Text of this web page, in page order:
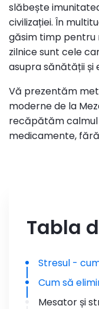
slăbește
civilizației. În
găsim timp pentru
zilnice sunt cele
asupra sănătății și
Vă prezentăm
moderne de la
recăpătăm calmul
medicamente,
Tabla
Stresul -
Cum să
Mesator și